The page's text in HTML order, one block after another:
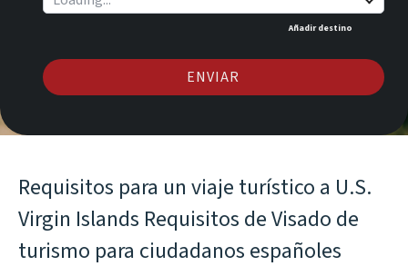
Añadir destino
ENVIAR
Requisitos para un viaje turístico a U.S.
Virgin Islands Requisitos de Visado de
turismo para ciudadanos españoles